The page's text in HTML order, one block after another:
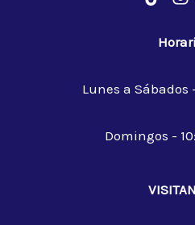
Lunes a Sábados
Domingos -